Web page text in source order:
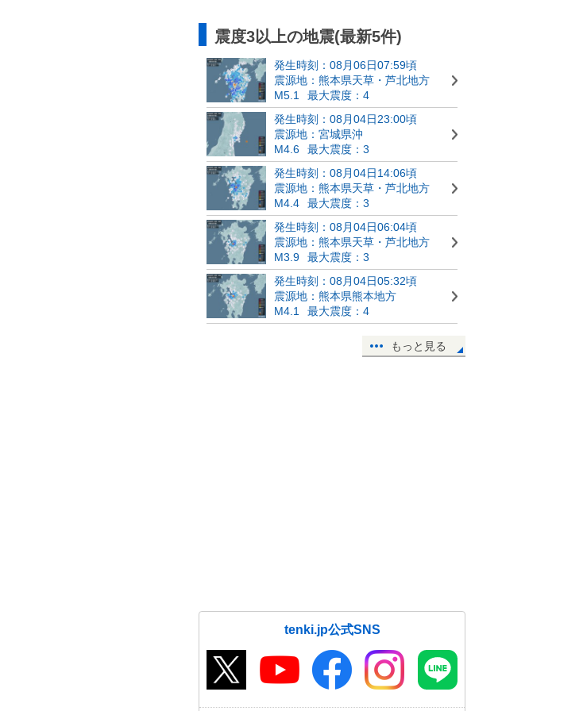
震度3以上の地震(最新5件)
発生時刻：08月06日07:59頃
震源地：熊本県天草・芦北地方
M5.1
最大震度：4
発生時刻：08月04日23:00頃
震源地：宮城県沖
M4.6
最大震度：3
発生時刻：08月04日14:06頃
震源地：熊本県天草・芦北地方
M4.4
最大震度：3
発生時刻：08月04日06:04頃
震源地：熊本県天草・芦北地方
M3.9
最大震度：3
発生時刻：08月04日05:32頃
震源地：熊本県熊本地方
M4.1
最大震度：4
もっと見る
tenki.jp公式SNS